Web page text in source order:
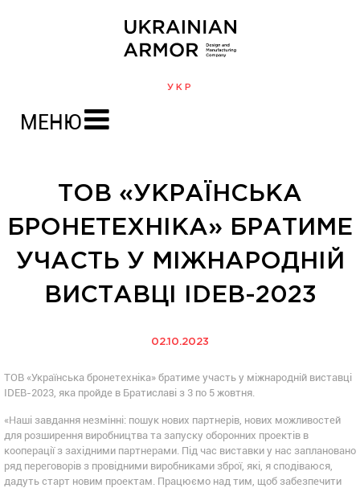
УКР
МЕНЮ
ТОВ «УКРАЇНСЬКА
БРОНЕТЕХНІКА» БРАТИМЕ
УЧАСТЬ У МІЖНАРОДНІЙ
ВИСТАВЦІ IDEB-2023
02.10.2023
ТОВ «Українська бронетехніка» братиме участь у міжнародній виставці
IDEB-2023, яка пройде в Братиславі з 3 по 5 жовтня.
«Наші завдання незмінні: пошук нових партнерів, нових можливостей
для розширення виробництва та запуску оборонних проектів в
кооперації з західними партнерами. Під час виставки у нас заплановано
ряд переговорів з провідними виробниками зброї, які, я сподіваюся,
дадуть старт новим проектам. Працюємо над тим, щоб забезпечити